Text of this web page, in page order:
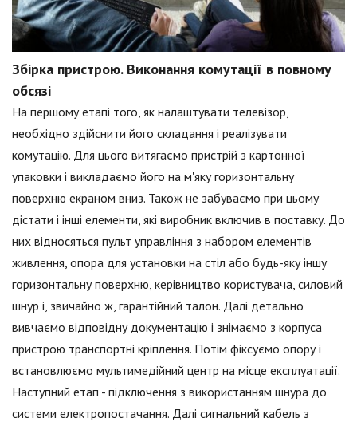
Збірка пристрою. Виконання комутації в повному
обсязі
На першому етапі того, як налаштувати телевізор,
необхідно здійснити його складання і реалізувати
комутацію. Для цього витягаємо пристрій з картонної
упаковки і викладаємо його на м'яку горизонтальну
поверхню екраном вниз. Також не забуваємо при цьому
дістати і інші елементи, які виробник включив в поставку. До
них відносяться пульт управління з набором елементів
живлення, опора для установки на стіл або будь-яку іншу
горизонтальну поверхню, керівництво користувача, силовий
шнур і, звичайно ж, гарантійний талон. Далі детально
вивчаємо відповідну документацію і знімаємо з корпуса
пристрою транспортні кріплення. Потім фіксуємо опору і
встановлюємо мультимедійний центр на місце експлуатації.
Наступний етап - підключення з використанням шнура до
системи електропостачання. Далі сигнальний кабель з